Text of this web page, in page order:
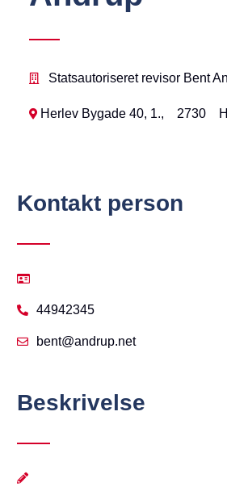
Statsautoriseret revisor Bent
Herlev Bygade 40, 1., 2730
Kontakt person
44942345
bent@andrup.net
Beskrivelse